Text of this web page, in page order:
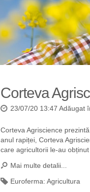
Corteva
23/07/20 13:47 Adăugat
Corteva Agriscience
anul rapiței, Corteva
care agricultorii le-au
Mai multe detalii...
Euroferma: Agricultura